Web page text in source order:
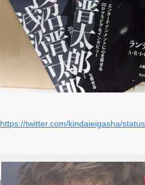
https://twitter.com/kindaieigasha/